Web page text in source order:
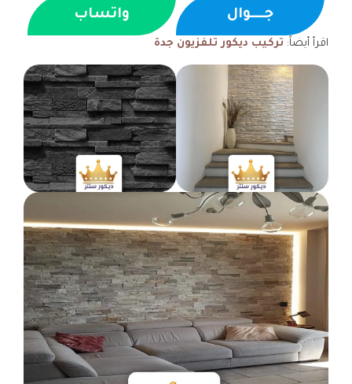
جــــوال واتساب
اقرأ أيضاً: تركيب ديكور تلفزيون جدة